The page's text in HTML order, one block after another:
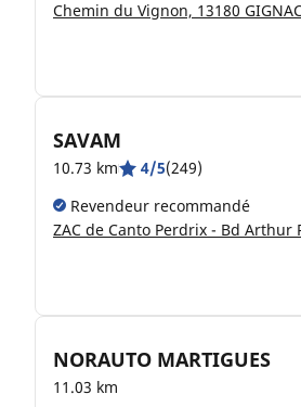
SAVAM
10.73 km 4/5(249)
Revendeur recommandé
NORAUTO MARTIGUES
11.03 km